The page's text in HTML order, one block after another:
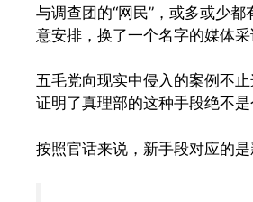
与调查团的“网民”，或多或少
意安排，换了一个名字的媒体采
五毛党向现实中侵入的案例不止
证明了真理部的这种手段绝不是
按照官话来说，新手段对应的